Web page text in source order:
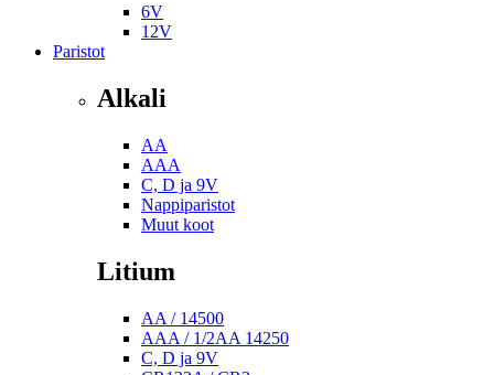
6V
12V
Paristot
Alkali
AA
AAA
C, D ja 9V
Nappiparistot
Muut koot
Litium
AA / 14500
AAA / 1/2AA 14250
C, D ja 9V